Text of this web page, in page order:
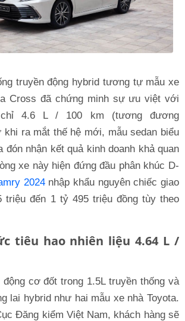
truyền động hybrid tương tự mẫu xe
Cross đã chứng minh sự ưu việt với
4.6 L / 100 km (tương đương
khi ra mắt thế hệ mới, mẫu sedan biểu
đón nhận kết quả kinh doanh khả quan
xe này hiện đứng đầu phân khúc D-
2024nhập khẩu nguyên chiếc giao
triệu đến 1 tỷ 495 triệu đồng tùy theo
tiêu hao nhiên liệu 4.64 L /
cơ đốt trong 1.5L truyền thống và
lai hybrid như hai mẫu xe nhà Toyota.
Đăng kiểm Việt Nam, khách hàng sẽ